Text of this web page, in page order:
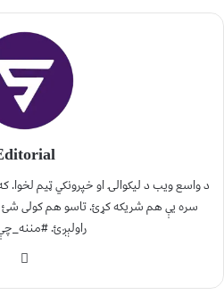
د واسع ویب د لیکوالۍ او خپرونکي ټیم
سره یې هم شریکه کړئ. تاسو هم کولی شئ
راولېږئ.